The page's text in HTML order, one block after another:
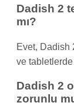
Dadish 2
mı?
Evet, Dadish
ve tabletlerde
Dadish 2
zorunlu